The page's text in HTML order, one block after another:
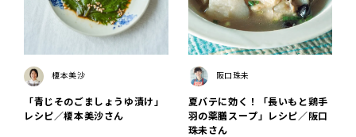
榎本美沙
「青じそのごましょうゆ漬け」
レシピ／榎本美沙さん
阪口珠未
夏バテに効く！「長いもと鶏手
羽の薬膳スープ」レシピ／阪口
珠未さん